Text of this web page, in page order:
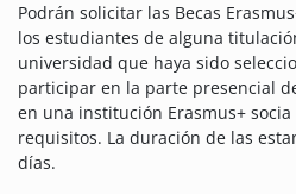
Podrán solicitar las Becas
los estudiantes de alguna
universidad que haya sido
participar en la parte presencial
en una institución Erasmus+ socia
requisitos. La duración de las
días.